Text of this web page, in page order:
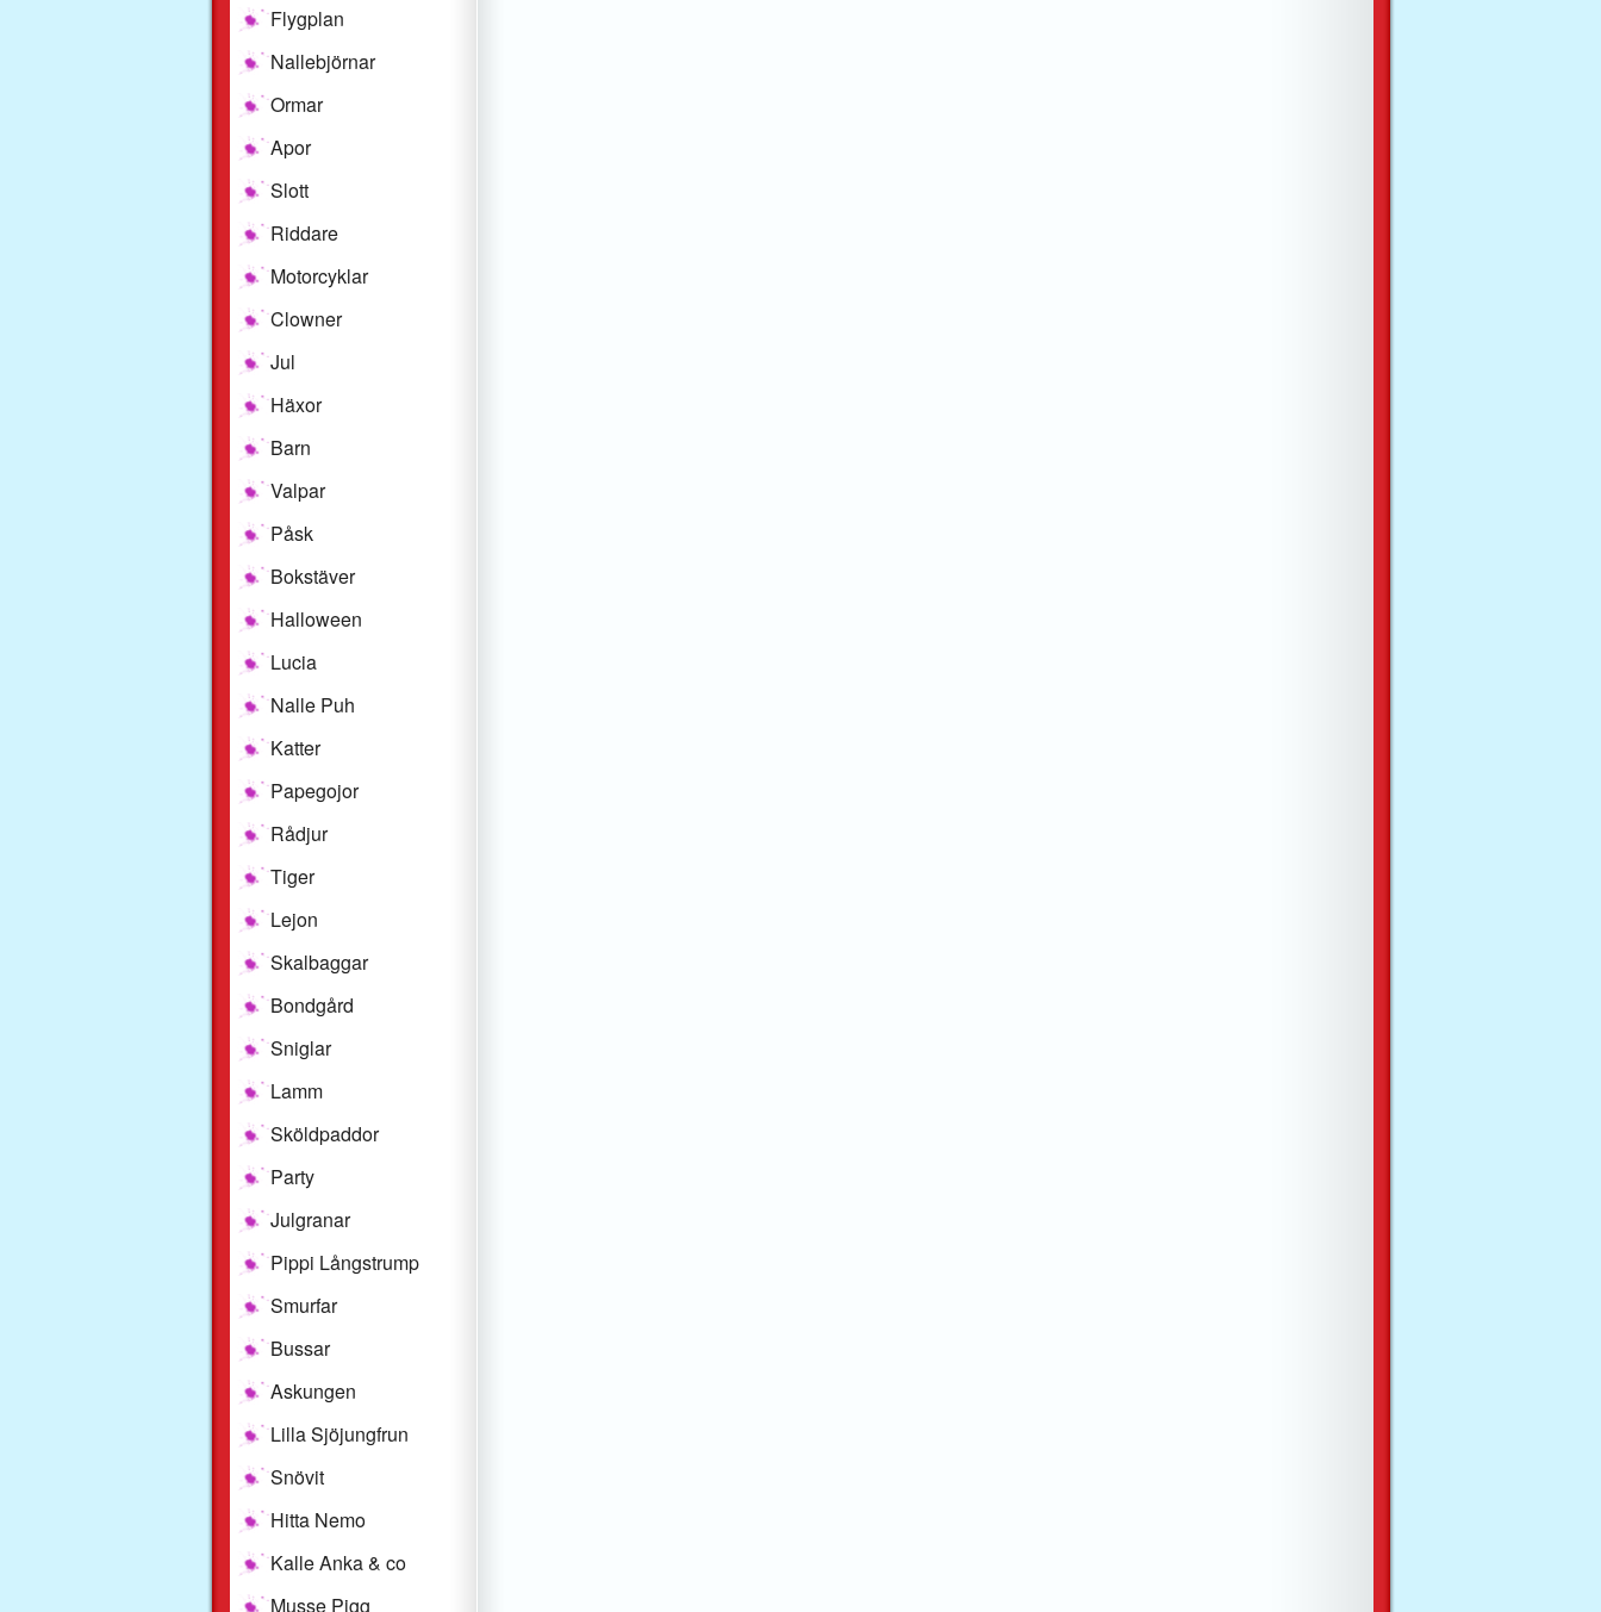
Flygplan
Nallebjörnar
Ormar
Apor
Slott
Riddare
Motorcyklar
Clowner
Jul
Häxor
Barn
Valpar
Påsk
Bokstäver
Halloween
Lucia
Nalle Puh
Katter
Papegojor
Rådjur
Tiger
Lejon
Skalbaggar
Bondgård
Sniglar
Lamm
Sköldpaddor
Party
Julgranar
Pippi Långstrump
Smurfar
Bussar
Askungen
Lilla Sjöjungfrun
Snövit
Hitta Nemo
Kalle Anka & co
Musse Pigg